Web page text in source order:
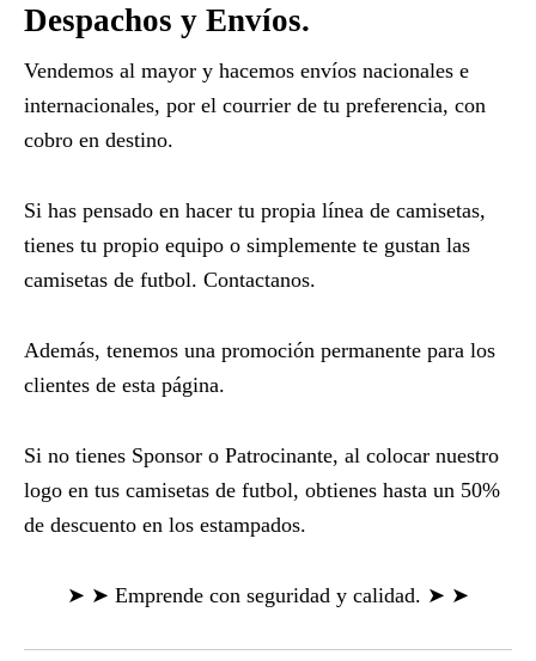
Despachos y Envíos.
Vendemos al mayor y hacemos envíos nacionales e
internacionales, por el courrier de tu preferencia, con
cobro en destino.
Si has pensado en hacer tu propia línea de camisetas,
tienes tu propio equipo o simplemente te gustan las
camisetas de futbol. Contactanos.
Además, tenemos una promoción permanente para los
clientes de esta página.
Si no tienes Sponsor o Patrocinante, al colocar nuestro
logo en tus camisetas de futbol, obtienes hasta un 50%
de descuento en los estampados.
➤ ➤ Emprende con seguridad y calidad. ➤ ➤